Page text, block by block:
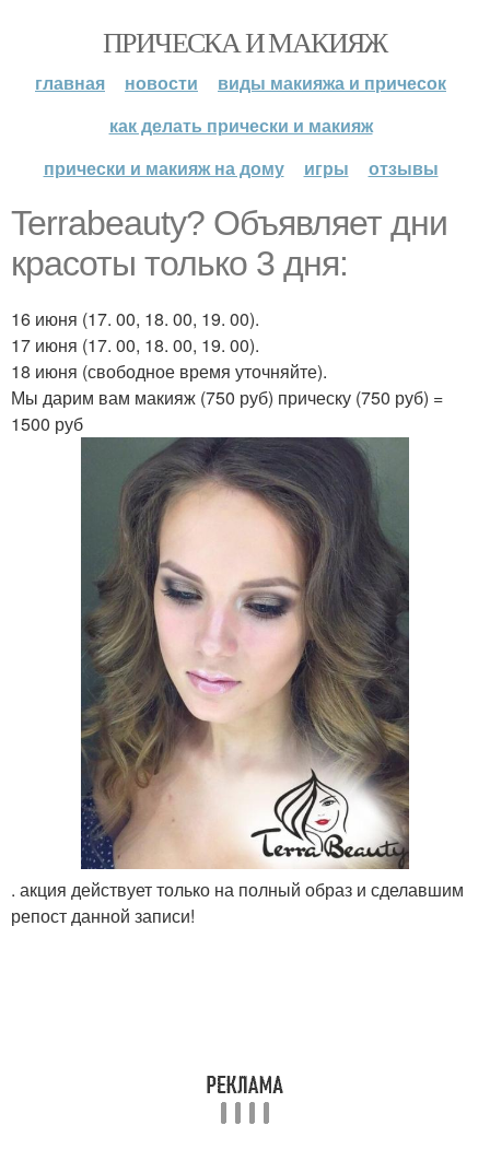
ПРИЧЕСКА И МАКИЯЖ
главная новости
виды макияжа и причесок
как делать прически и макияж
прически и макияж на дому
игры отзывы
Terrabeauty? Объявляет дни
красоты только 3 дня:
16 июня (17. 00, 18. 00, 19. 00).
17 июня (17. 00, 18. 00, 19. 00).
18 июня (свободное время уточняйте).
Мы дарим вам макияж (750 руб) прическу (750 руб) =
1500 руб
. акция действует только на полный образ и сделавшим
репост данной записи!